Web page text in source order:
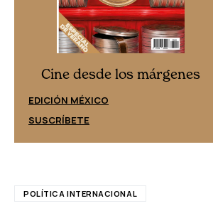
Cine desde los márgenes
EDICIÓN MÉXICO
SUSCRÍBETE
POLÍTICA INTERNACIONAL